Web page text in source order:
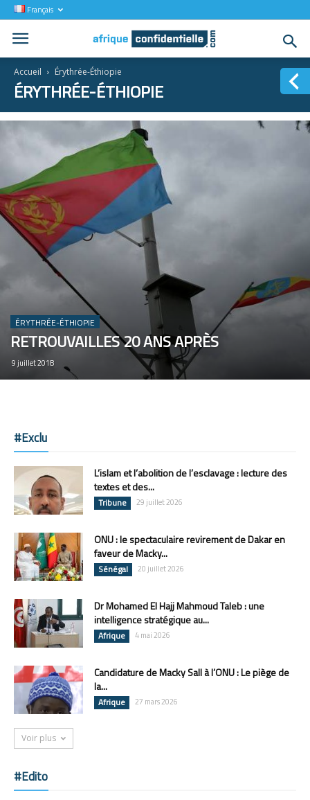
Français
Accueil Érythrée-Éthiopie
ÉRYTHRÉE-ÉTHIOPIE
ÉRYTHRÉE-ÉTHIOPIE
RETROUVAILLES 20 ANS APRÈS
9 juillet 2018
#Exclu
L’islam et l’abolition de l’esclavage : lecture des
textes et des...
Tribune 29 juillet 2026
ONU : le spectaculaire revirement de Dakar en
faveur de Macky...
Sénégal 20 juillet 2026
Dr Mohamed El Hajj Mahmoud Taleb : une
intelligence stratégique au...
Afrique 4 mai 2026
Candidature de Macky Sall à l’ONU : Le piège de
la...
Afrique 27 mars 2026
Voir plus
#Edito